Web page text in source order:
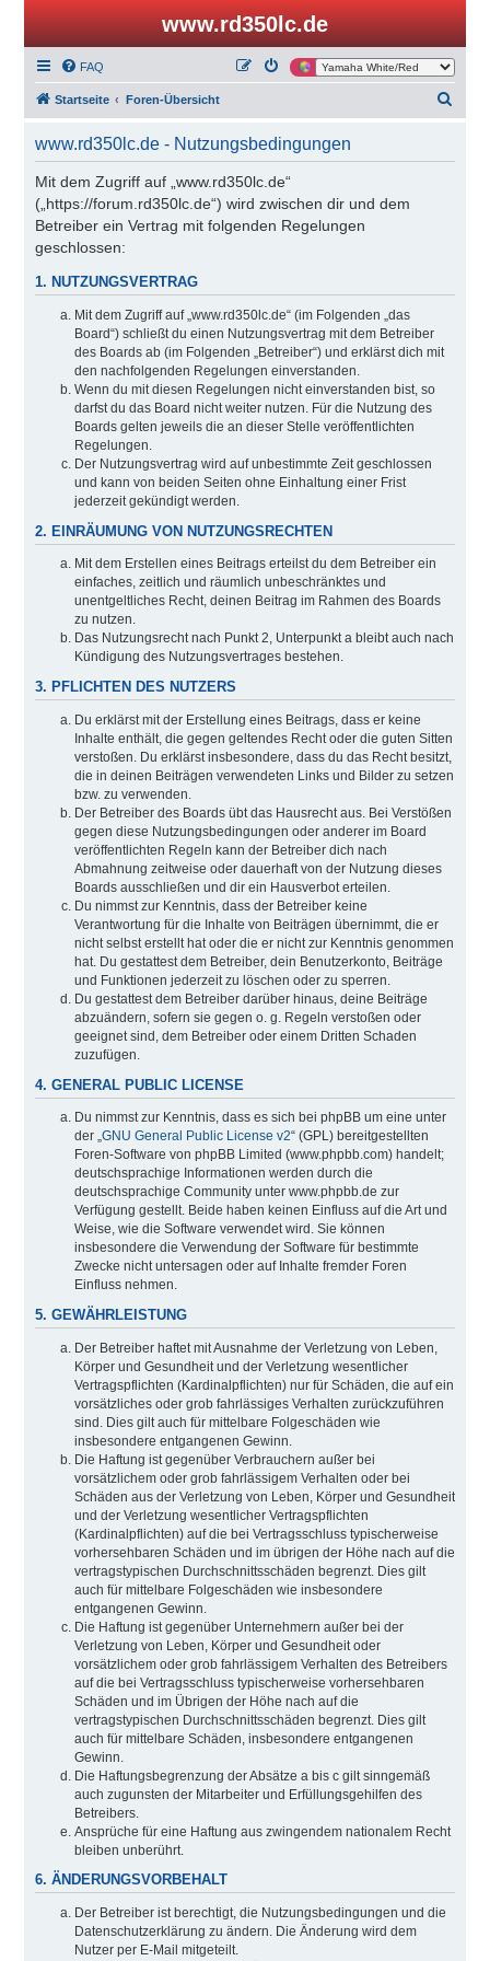
www.rd350lc.de
FAQ
Startseite Foren-Übersicht
www.rd350lc.de - Nutzungsbedingungen
Mit dem Zugriff auf „www.rd350lc.de“
(„https://forum.rd350lc.de“) wird zwischen dir und dem
Betreiber ein Vertrag mit folgenden Regelungen
geschlossen:
1. NUTZUNGSVERTRAG
Mit dem Zugriff auf „www.rd350lc.de“ (im Folgenden „das
Board“) schließt du einen Nutzungsvertrag mit dem Betreiber
des Boards ab (im Folgenden „Betreiber“) und erklärst dich mit
den nachfolgenden Regelungen einverstanden.
Wenn du mit diesen Regelungen nicht einverstanden bist, so
darfst du das Board nicht weiter nutzen. Für die Nutzung des
Boards gelten jeweils die an dieser Stelle veröffentlichten
Regelungen.
Der Nutzungsvertrag wird auf unbestimmte Zeit geschlossen
und kann von beiden Seiten ohne Einhaltung einer Frist
jederzeit gekündigt werden.
2. EINRÄUMUNG VON NUTZUNGSRECHTEN
Mit dem Erstellen eines Beitrags erteilst du dem Betreiber ein
einfaches, zeitlich und räumlich unbeschränktes und
unentgeltliches Recht, deinen Beitrag im Rahmen des Boards
zu nutzen.
Das Nutzungsrecht nach Punkt 2, Unterpunkt a bleibt auch nach
Kündigung des Nutzungsvertrages bestehen.
3. PFLICHTEN DES NUTZERS
Du erklärst mit der Erstellung eines Beitrags, dass er keine
Inhalte enthält, die gegen geltendes Recht oder die guten Sitten
verstoßen. Du erklärst insbesondere, dass du das Recht besitzt,
die in deinen Beiträgen verwendeten Links und Bilder zu setzen
bzw. zu verwenden.
Der Betreiber des Boards übt das Hausrecht aus. Bei Verstößen
gegen diese Nutzungsbedingungen oder anderer im Board
veröffentlichten Regeln kann der Betreiber dich nach
Abmahnung zeitweise oder dauerhaft von der Nutzung dieses
Boards ausschließen und dir ein Hausverbot erteilen.
Du nimmst zur Kenntnis, dass der Betreiber keine
Verantwortung für die Inhalte von Beiträgen übernimmt, die er
nicht selbst erstellt hat oder die er nicht zur Kenntnis genommen
hat. Du gestattest dem Betreiber, dein Benutzerkonto, Beiträge
und Funktionen jederzeit zu löschen oder zu sperren.
Du gestattest dem Betreiber darüber hinaus, deine Beiträge
abzuändern, sofern sie gegen o. g. Regeln verstoßen oder
geeignet sind, dem Betreiber oder einem Dritten Schaden
zuzufügen.
4. GENERAL PUBLIC LICENSE
Du nimmst zur Kenntnis, dass es sich bei phpBB um eine unter
der „GNU General Public License v2“ (GPL) bereitgestellten
Foren-Software von phpBB Limited (www.phpbb.com) handelt;
deutschsprachige Informationen werden durch die
deutschsprachige Community unter www.phpbb.de zur
Verfügung gestellt. Beide haben keinen Einfluss auf die Art und
Weise, wie die Software verwendet wird. Sie können
insbesondere die Verwendung der Software für bestimmte
Zwecke nicht untersagen oder auf Inhalte fremder Foren
Einfluss nehmen.
5. GEWÄHRLEISTUNG
Der Betreiber haftet mit Ausnahme der Verletzung von Leben,
Körper und Gesundheit und der Verletzung wesentlicher
Vertragspflichten (Kardinalpflichten) nur für Schäden, die auf ein
vorsätzliches oder grob fahrlässiges Verhalten zurückzuführen
sind. Dies gilt auch für mittelbare Folgeschäden wie
insbesondere entgangenen Gewinn.
Die Haftung ist gegenüber Verbrauchern außer bei
vorsätzlichem oder grob fahrlässigem Verhalten oder bei
Schäden aus der Verletzung von Leben, Körper und Gesundheit
und der Verletzung wesentlicher Vertragspflichten
(Kardinalpflichten) auf die bei Vertragsschluss typischerweise
vorhersehbaren Schäden und im übrigen der Höhe nach auf die
vertragstypischen Durchschnittsschäden begrenzt. Dies gilt
auch für mittelbare Folgeschäden wie insbesondere
entgangenen Gewinn.
Die Haftung ist gegenüber Unternehmern außer bei der
Verletzung von Leben, Körper und Gesundheit oder
vorsätzlichem oder grob fahrlässigem Verhalten des Betreibers
auf die bei Vertragsschluss typischerweise vorhersehbaren
Schäden und im Übrigen der Höhe nach auf die
vertragstypischen Durchschnittsschäden begrenzt. Dies gilt
auch für mittelbare Schäden, insbesondere entgangenen
Gewinn.
Die Haftungsbegrenzung der Absätze a bis c gilt sinngemäß
auch zugunsten der Mitarbeiter und Erfüllungsgehilfen des
Betreibers.
Ansprüche für eine Haftung aus zwingendem nationalem Recht
bleiben unberührt.
6. ÄNDERUNGSVORBEHALT
Der Betreiber ist berechtigt, die Nutzungsbedingungen und die
Datenschutzerklärung zu ändern. Die Änderung wird dem
Nutzer per E-Mail mitgeteilt.